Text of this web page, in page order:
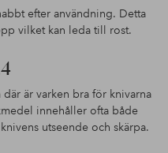
efter användning. Detta
vilket kan leda till rost.
är varken bra för knivarna
innehåller ofta både
utseende och skärpa.